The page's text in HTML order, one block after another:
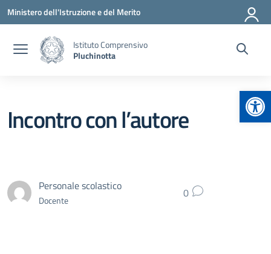
Vai ai contenuti
Vai al menu di navigazione
Vai al footer
Ministero dell'Istruzione e del Merito
Istituto Comprensivo
Pluchinotta
Incontro con l’autore
Personale scolastico
Docente 0